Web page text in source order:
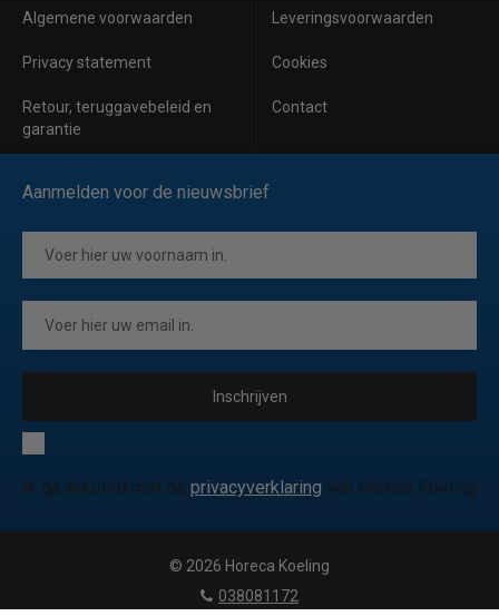
Algemene voorwaarden Leveringsvoorwaarden
Privacy statement Cookies
Retour, teruggavebeleid en
garantie
Contact
Aanmelden voor de nieuwsbrief
Inschrijven
Ik ga akkoord met de privacyverklaring van Horeca Koeling
© 2026 Horeca Koeling
|
038081172